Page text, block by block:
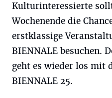
Kulturinteressierte
Wochenende die
erstklassige
BIENNALE besuchen.
geht es wieder los mit
BIENNALE 25.